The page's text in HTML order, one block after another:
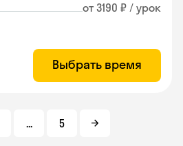
от 3190 ₽ / урок
Выбрать время
... 5